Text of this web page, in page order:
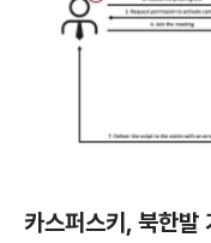
카스퍼스키, 북한발